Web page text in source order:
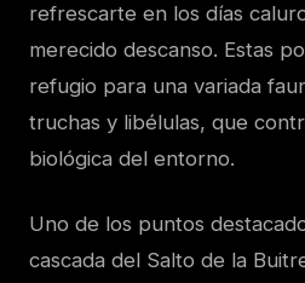
refrescarte en los días
merecido descanso. Estas
refugio para una variada
truchas y libélulas, que
biológica del entorno.
Uno de los puntos
cascada del Salto de la